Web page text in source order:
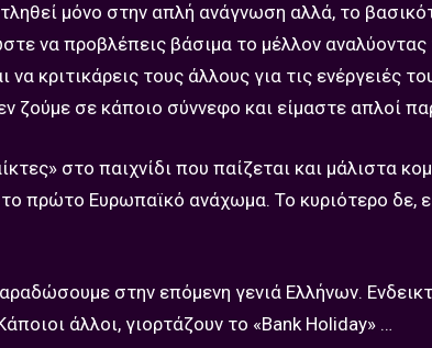
μόνο στην απλή ανάγνωση αλλά, το
να προβλέπεις βάσιμα το μέλλον αναλύοντας
κριτικάρεις τους άλλους για τις ενέργειές
ζούμε σε κάποιο σύννεφο και είμαστε απλοί
στο παιχνίδι που παίζεται και μάλιστα
πρώτο Ευρωπαϊκό ανάχωμα. Το κυριότερο δε,
στην επόμενη γενιά Ελλήνων.
άλλοι, γιορτάζουν το «Bank Holiday» …